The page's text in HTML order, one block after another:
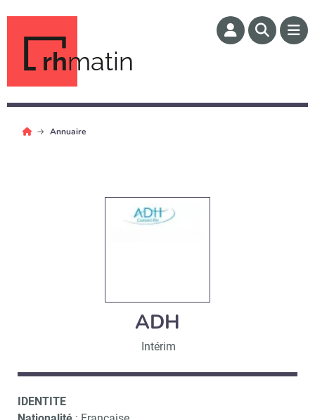
rhmatin
Annuaire
ADH
Intérim
IDENTITE